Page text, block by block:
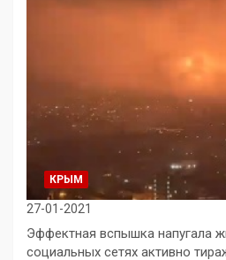
КРЫМ
27-01-2021
Эффектная вспышка напугала
социальных сетях активно